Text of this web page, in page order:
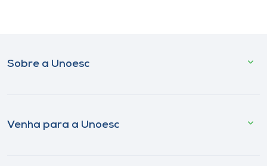
Sobre a Unoesc
Venha para a Unoesc